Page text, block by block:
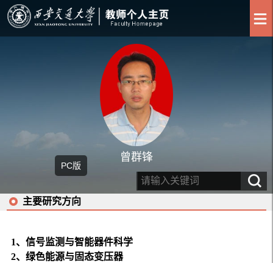
曾群锋
主要研究方向
1、 信号监测与智能器件科学
2、 绿色能源与固态变压器
PC版